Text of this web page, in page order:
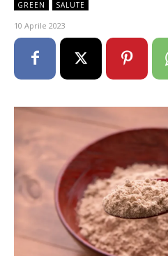
GREEN SALUTE
10 Aprile 2023